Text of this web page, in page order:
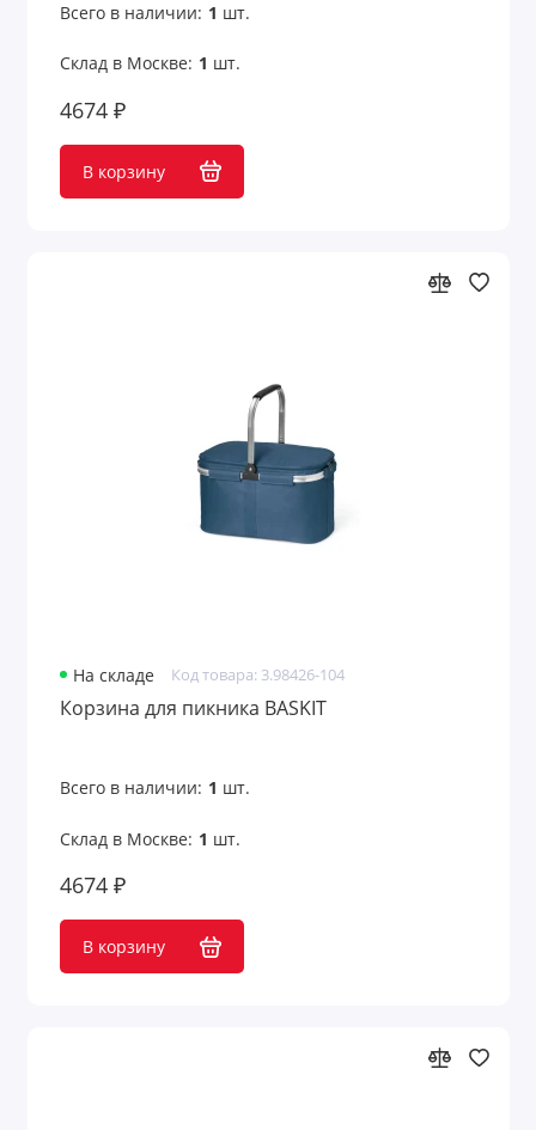
Сумки для бумаг и конференций
Сумки для документов
Сумки для пикника
Сумки на колесиках
Сумки спортивные/дорожные
Сумки-мешки
Сумки-холодильники
Сумки-шопперы
Чемоданы
Всего в наличии: 1 шт.
Склад в Москве: 1 шт.
4674 ₽
В корзину
На складе Код товара: 3.98426-104
Корзина для пикника BASKIT
Всего в наличии: 1 шт.
Склад в Москве: 1 шт.
4674 ₽
В корзину